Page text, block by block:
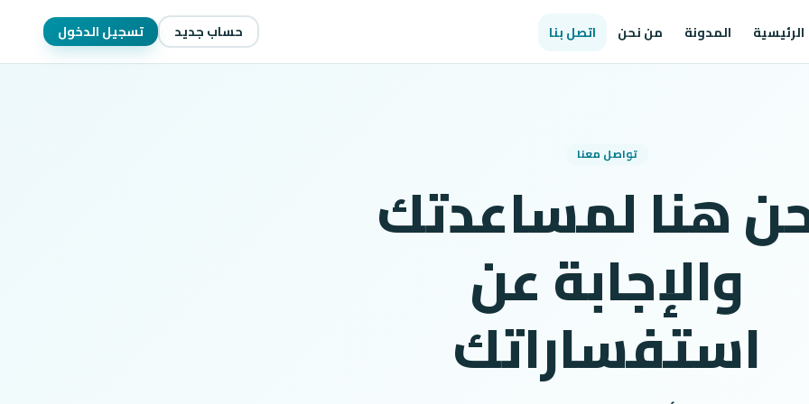
الرئيسية المدونة من نحن اتصل بنا حساب جديد تسجيل الدخول
تواصل معنا
هنا لمساعدتك
والإجابة عن
استفساراتك